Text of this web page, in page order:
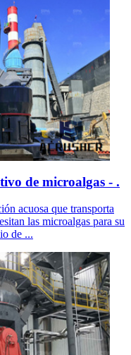
de microalgas - .
acuosa que transporta
las microalgas para su
de ...